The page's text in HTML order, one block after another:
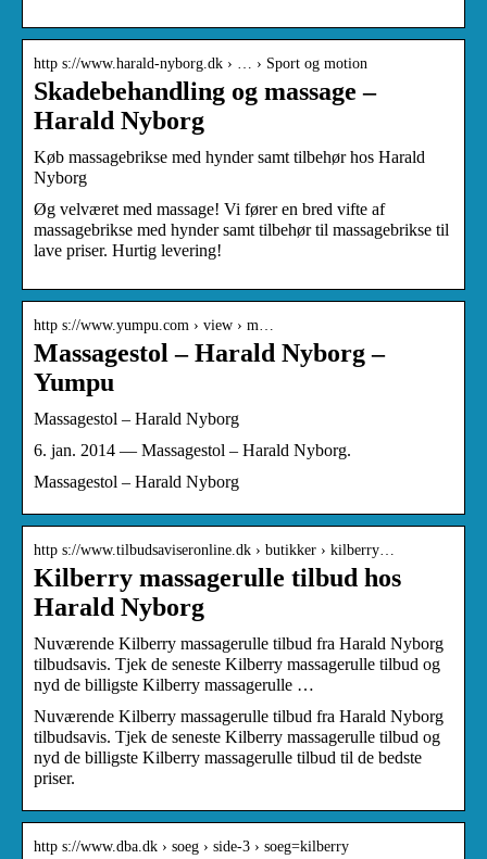
http s://www.harald-nyborg.dk › … › Sport og motion
Skadebehandling og massage –
Harald Nyborg
Køb massagebrikse med hynder samt tilbehør hos Harald
Nyborg
Øg velværet med massage! Vi fører en bred vifte af
massagebrikse med hynder samt tilbehør til massagebrikse til
lave priser. Hurtig levering!
http s://www.yumpu.com › view › m…
Massagestol – Harald Nyborg –
Yumpu
Massagestol – Harald Nyborg
6. jan. 2014 — Massagestol – Harald Nyborg.
Massagestol – Harald Nyborg
http s://www.tilbudsaviseronline.dk › butikker › kilberry…
Kilberry massagerulle tilbud hos
Harald Nyborg
Nuværende Kilberry massagerulle tilbud fra Harald Nyborg
tilbudsavis. Tjek de seneste Kilberry massagerulle tilbud og
nyd de billigste Kilberry massagerulle …
Nuværende Kilberry massagerulle tilbud fra Harald Nyborg
tilbudsavis. Tjek de seneste Kilberry massagerulle tilbud og
nyd de billigste Kilberry massagerulle tilbud til de bedste
priser.
http s://www.dba.dk › soeg › side-3 › soeg=kilberry